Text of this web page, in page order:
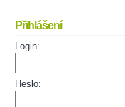
Přihlášení
Login:
Heslo: